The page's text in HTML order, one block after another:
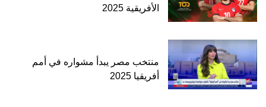
الأفريقية 2025
منتخب مصر يبدأ مشواره في أمم
أفريقيا 2025